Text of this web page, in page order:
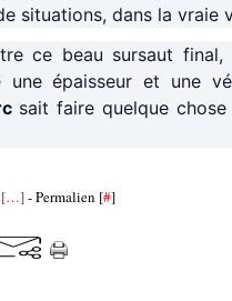
situations, dans la vraie
ce beau sursaut
une épaisseur et une
sait faire quelque
…]- Permalien [#]